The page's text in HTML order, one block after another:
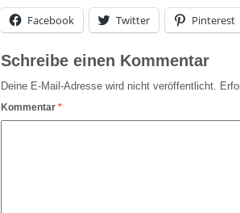
Facebook Twitter Pinterest
Schreibe einen Kommentar
Deine E-Mail-Adresse wird nicht veröffentlicht.
Kommentar *